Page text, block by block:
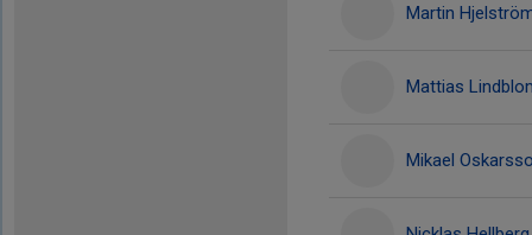
Martin
Mattias
Mikael